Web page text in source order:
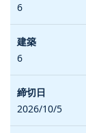
6
6
2026/10/5